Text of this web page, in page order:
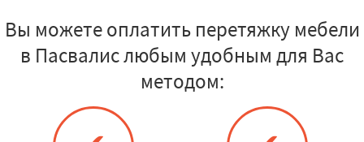
Вы можете оплатить перетяжку мебели
в Пасвалис любым удобным для Вас
методом: